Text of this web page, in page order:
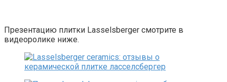
Презентацию плитки Lasselsberger смотрите в
видеоролике ниже.